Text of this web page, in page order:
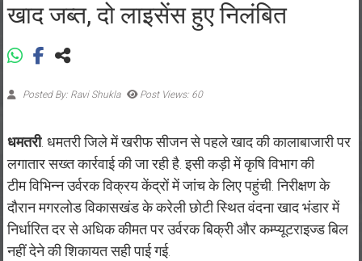
खाद जब्त, दो लाइसेंस हुए निलंबित
Posted By: Ravi Shukla Post Views: 60
धमतरी. धमतरी जिले में खरीफ सीजन से पहले खाद की कालाबाजारी पर
लगातार सख्त कार्रवाई की जा रही है. इसी कड़ी में कृषि विभाग की
टीम विभिन्न उर्वरक विक्रय केंद्रों में जांच के लिए पहुंची. निरीक्षण के
दौरान मगरलोड विकासखंड के करेली छोटी स्थित वंदना खाद भंडार में
निर्धारित दर से अधिक कीमत पर उर्वरक बिक्री और कम्प्यूटराइज्ड बिल
नहीं देने की शिकायत सही पाई गई.